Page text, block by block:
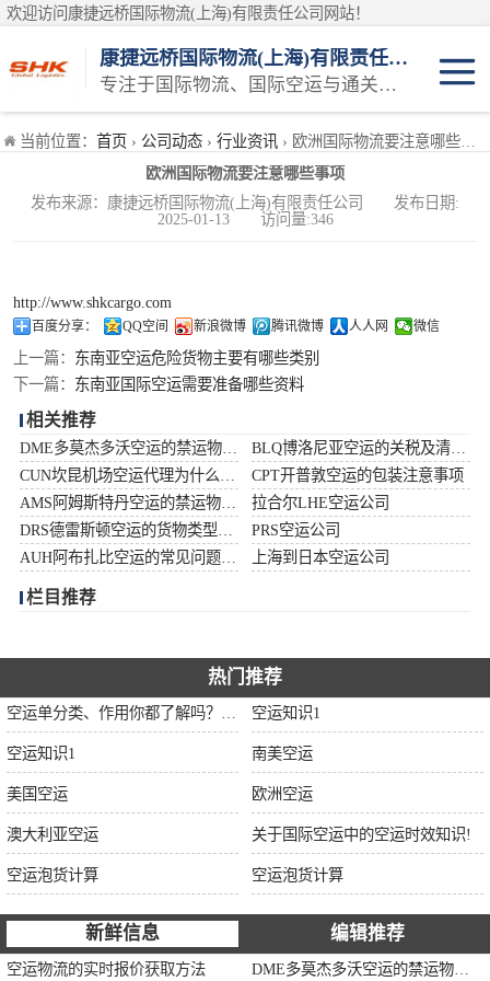
欢迎访问康捷远桥国际物流(上海)有限责任公司网站！
康捷远桥国际物流(上海)有限责任公司
专注于国际物流、国际空运与通关一体化一站式物流服务商
当前位置： 首页 › 公司动态 › 行业资讯 › 欧洲国际物流要注意哪些事项
欧洲国际物流要注意哪些事项
发布来源：康捷远桥国际物流(上海)有限责任公司 发布日期:
2025-01-13 访问量:346
http://www.shkcargo.com
百度分享： QQ空间 新浪微博 腾讯微博 人人网 微信
上一篇： 东南亚空运危险货物主要有哪些类别
下一篇： 东南亚国际空运需要准备哪些资料
相关推荐
CPT开普敦空运的包装注意事项
拉合尔LHE空运公司
PRS空运公司
上海到日本空运公司
栏目推荐
热门推荐
空运知识1
空运知识1 南美空运
美国空运 欧洲空运
澳大利亚空运 关于国际空运中的空运时效知识!
空运泡货计算 空运泡货计算
新鲜信息 编辑推荐
空运物流的实时报价获取方法
日本空运
韩国空运
印度空运
巴基斯坦空运
澳大利亚空运
俄罗斯空运
加拿大空运
伊朗空运
中东空运
非洲空运
南美空运